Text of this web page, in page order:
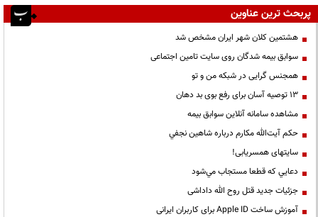
پربحث ترین عناوین
هشتمین کلان شهر ایران مشخص شد
سوابق بیمه شدگان روی سایت تامین اجتماعی
همجنس گرایی در شبکه من و تو
13 توصیه آسان برای رفع بوی بد دهان
مشاهده سامانه آنلاين سوابق بیمه
حكم آيت‌الله مكارم درباره شاهين نجفي
سایتهای همسریابی!
دعايي كه قطعا مستجاب مي‌شود
جزئیات جدید قتل روح الله داداشی
آموزش ساخت Apple ID برای کاربران ایرانی